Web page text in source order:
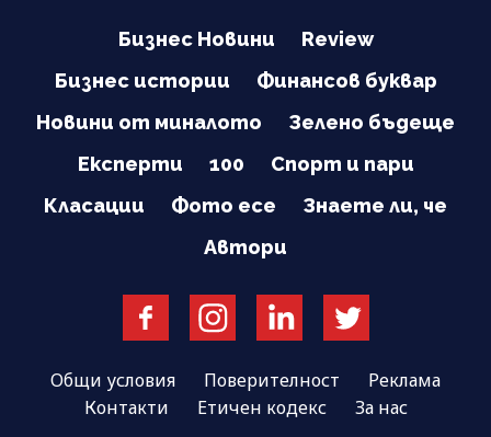
Бизнес Новини
Review
Бизнес истории
Финансов буквар
Новини от миналото
Зелено бъдеще
Експерти
100
Спорт и пари
Класации
Фото есе
Знаете ли, че
Автори
Общи условия Поверителност
Реклама
Контакти
Етичен кодекс За нас